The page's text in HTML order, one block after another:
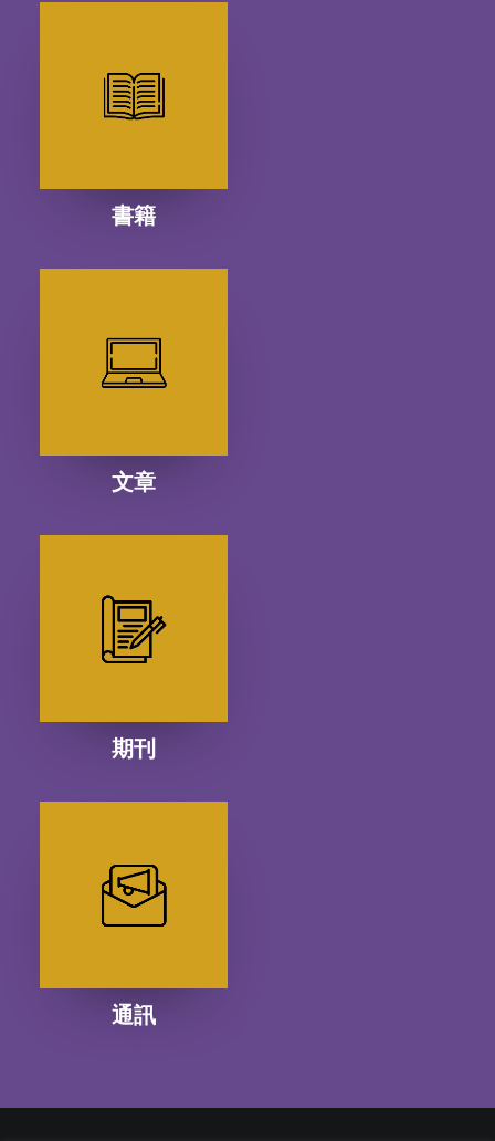
書籍
文章
期刊
通訊